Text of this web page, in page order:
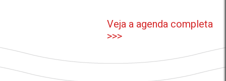
Veja a agenda completa
>>>